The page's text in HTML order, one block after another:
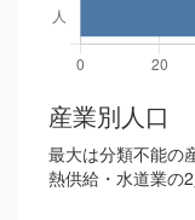
産業別人口
最大は分類不能の
熱供給・水道業の2